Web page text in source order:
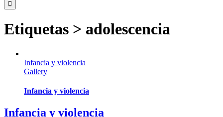
Etiquetas > adolescencia
Infancia y violencia
Gallery
Infancia y violencia
Infancia y violencia